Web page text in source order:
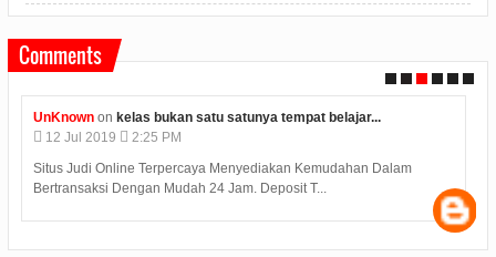
Comments
UnKnownon kelas bukan satu satunya tempat belajar...
12 Jul 2019
2:25 PM
Situs Judi Online Terpercaya Menyediakan Kemudahan Dalam
Bertransaksi Dengan Mudah 24 Jam. Deposit T...